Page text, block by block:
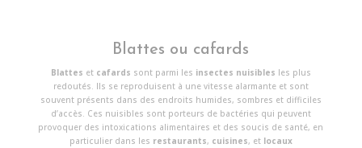
Blattes ou cafards
Blattes et cafards sont parmi les insectes nuisibles les plus
redoutés. Ils se reproduisent à une vitesse alarmante et sont
souvent présents dans des endroits humides, sombres et difficiles
d’accès. Ces nuisibles sont porteurs de bactéries qui peuvent
provoquer des intoxications alimentaires et des soucis de santé, en
particulier dans les restaurants, cuisines, et locaux